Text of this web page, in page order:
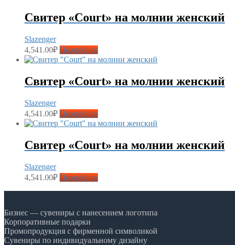
Свитер «Court» на молнии женский
Slazenger
4,541.00₽ Подробнее
Свитер «Court» на молнии женский
Slazenger
4,541.00₽ Подробнее
Свитер «Court» на молнии женский
Slazenger
4,541.00₽ Подробнее
Бизнес — сувениры с нанесением логотипа
Корпоративные подарки
Промопродукция с фирменной символикой
Сувениры по индивидуальному дизайну